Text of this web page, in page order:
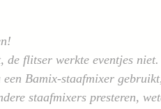
flitser werkte eventjes niet.
Bamix-staafmixer
staafmixers presteren,